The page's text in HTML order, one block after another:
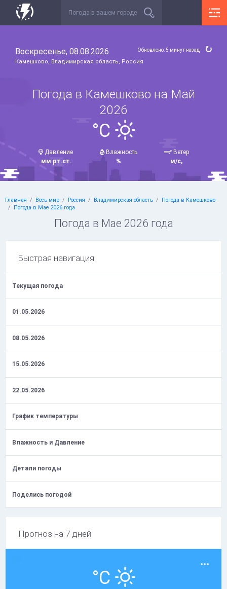
Воскресенье, 08.08.2026
Камешково, Владимирская область, Россия
Обновлено: 5 минут назад
Погода в Камешково на Май
2026
°C
Давление
мм рт.ст.
Влажность
%
Ветер
м/с,
Главная Весь мир Россия Владимирская область
Погода в Камешково
Погода в Мае 2026 года
Погода в Мае 2026 года
Быстрая навигация
Текущая погода
01.05.2026
08.05.2026
15.05.2026
22.05.2026
График температуры
Влажность и Давление
Детали погоды
Поделись погодой
Прогноз на 7 дней
°C